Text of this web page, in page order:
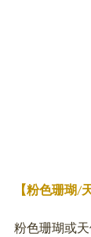
【粉色珊瑚/
粉色珊瑚或